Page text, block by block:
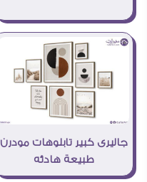
جاليرى كبير تابلوهات مودرن
طبيعة هادئه